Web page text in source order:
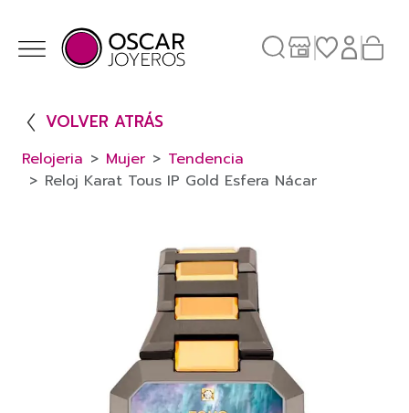
VOLVER ATRÁS
Relojeria Mujer
Tendencia
Reloj Karat Tous IP Gold Esfera Nácar